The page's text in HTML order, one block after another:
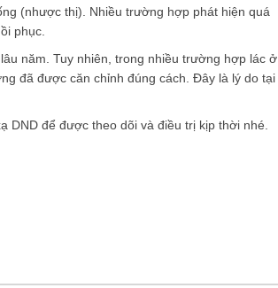
(nhược thị). Nhiều trường hợp phát hiện quá
phục.
năm. Tuy nhiên, trong nhiều trường hợp lác ở
đã được căn chỉnh đúng cách. Đây là lý do tại
DND để được theo dõi và điều trị kịp thời nhé.